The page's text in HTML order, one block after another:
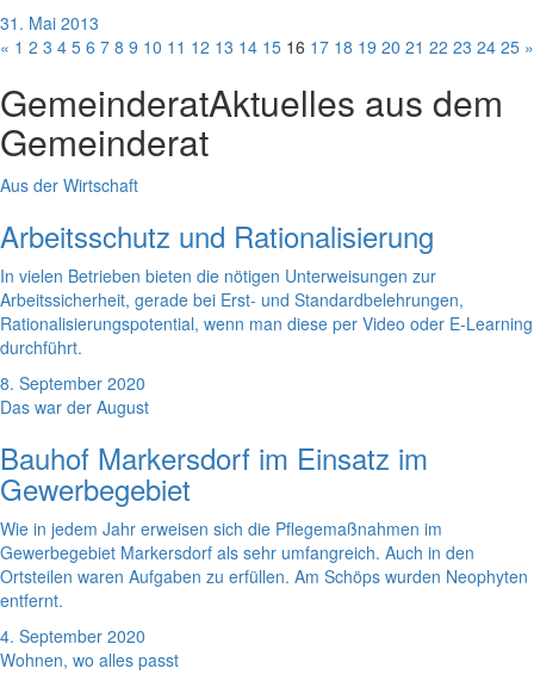
31. Mai 2013
« 1 2 3 4 5 6 7 8 9 10 11 12 13 14 15 16 17 18 19 20 21 22 23 24 25 »
GemeinderatAktuelles aus dem
Gemeinderat
Aus der Wirtschaft
Arbeitsschutz und Rationalisierung
In vielen Betrieben bieten die nötigen Unterweisungen zur
Arbeitssicherheit, gerade bei Erst- und Standardbelehrungen,
Rationalisierungspotential, wenn man diese per Video oder E-Learning
durchführt.
8. September 2020
Das war der August
Bauhof Markersdorf im Einsatz im
Gewerbegebiet
Wie in jedem Jahr erweisen sich die Pflegemaßnahmen im
Gewerbegebiet Markersdorf als sehr umfangreich. Auch in den
Ortsteilen waren Aufgaben zu erfüllen. Am Schöps wurden Neophyten
entfernt.
4. September 2020
Wohnen, wo alles passt